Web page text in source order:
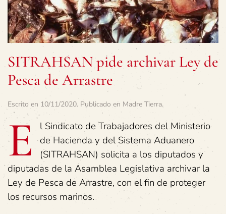
SITRAHSAN pide archivar Ley de
Pesca de Arrastre
Escrito en 10/11/2020. Publicado en Madre Tierra.
E
l Sindicato de Trabajadores del Ministerio
de Hacienda y del Sistema Aduanero
(SITRAHSAN) solicita a los diputados y
diputadas de la Asamblea Legislativa archivar la
Ley de Pesca de Arrastre, con el fin de proteger
los recursos marinos.